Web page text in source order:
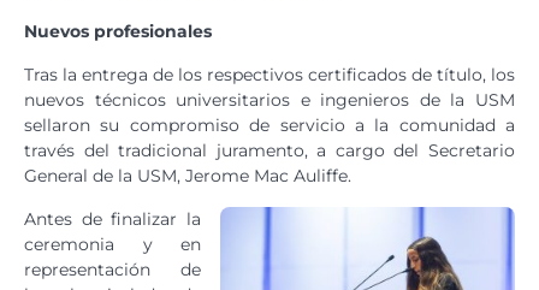
Nuevos profesionales
Tras la entrega de los respectivos certificados de título, los
nuevos técnicos universitarios e ingenieros de la USM
sellaron su compromiso de servicio a la comunidad a
través del tradicional juramento, a cargo del Secretario
General de la USM, Jerome Mac Auliffe.
Antes de finalizar la
ceremonia y en
representación de